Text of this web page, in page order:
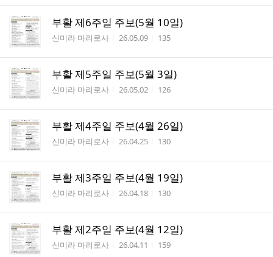
부활 제6주일 주보(5월 10일)
작성자
신미라 마리로사 작성시간
26.05.09 조회수
135
부활 제5주일 주보(5월 3일)
작성자
신미라 마리로사 작성시간
26.05.02 조회수
126
부활 제4주일 주보(4월 26일)
작성자
신미라 마리로사 작성시간
26.04.25 조회수
130
부활 제3주일 주보(4월 19일)
작성자
신미라 마리로사 작성시간
26.04.18 조회수
130
부활 제2주일 주보(4월 12일)
작성자
신미라 마리로사 작성시간
26.04.11 조회수
159